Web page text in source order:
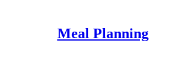
Meal Planning